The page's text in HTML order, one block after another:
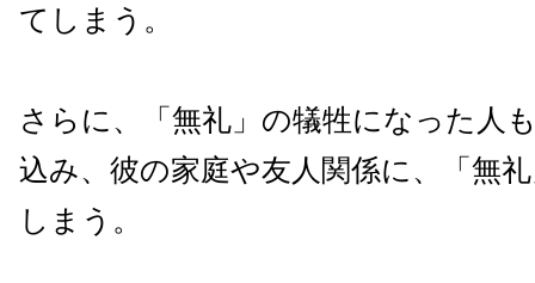
てしまう。
さらに、「無礼」の犠牲になった人
込み、彼の家庭や友人関係に、「無
しまう。